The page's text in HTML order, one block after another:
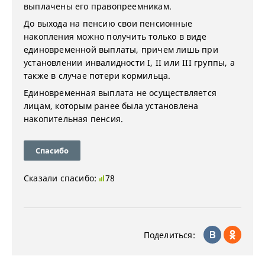
выплачены его правопреемникам.
До выхода на пенсию свои пенсионные
накопления можно получить только в виде
единовременной выплаты, причем лишь при
установлении инвалидности I, II или III группы, а
также в случае потери кормильца.
Единовременная выплата не осуществляется
лицам, которым ранее была установлена
накопительная пенсия.
Спасибо
Сказали спасибо: 78
Поделиться: